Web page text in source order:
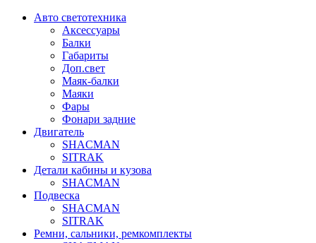
Авто светотехника
Аксессуары
Балки
Габариты
Доп.свет
Маяк-балки
Маяки
Фары
Фонари задние
Двигатель
SHACMAN
SITRAK
Детали кабины и кузова
SHACMAN
Подвеска
SHACMAN
SITRAK
Ремни, сальники, ремкомплекты